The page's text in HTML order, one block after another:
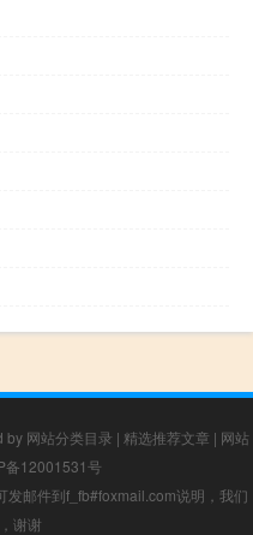
by 网站分类目录 | 精选推荐文章 | 网站
备12001531号
发邮件到f_fb#foxmail.com说明，我们
谢谢